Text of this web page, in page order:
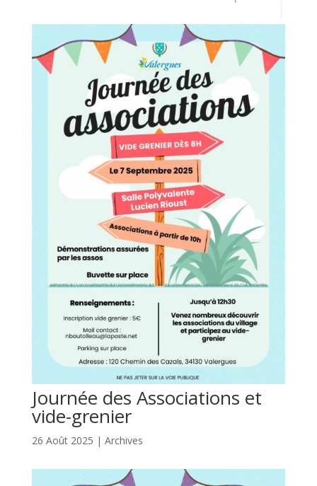
Journée des Associations et
vide-grenier
26 Août 2025 | Archives